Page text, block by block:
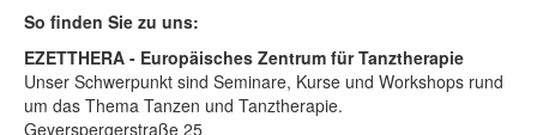
So finden Sie zu uns:
EZETTHERA - Europäisches Zentrum für Tanztherapie
Unser Schwerpunkt sind Seminare, Kurse und Workshops rund
um das Thema Tanzen und Tanztherapie.
Geyerspergerstraße 25